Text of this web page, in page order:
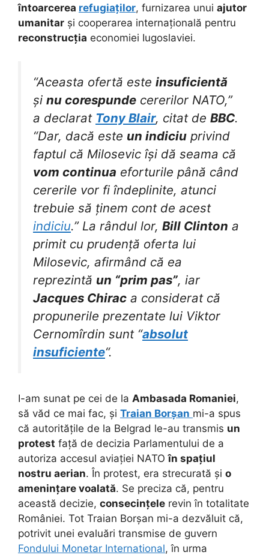
întoarcerea refugiaților, furnizarea unui ajutor
umanitar și cooperarea internațională pentru
reconstrucția economiei Iugoslaviei.
“Aceasta ofertă este insuficientă
și nu corespunde cererilor NATO,”
a declarat Tony Blair, citat de BBC.
“Dar, dacă este un indiciu privind
faptul că Milosevic își dă seama că
vom continua eforturile până când
cererile vor fi îndeplinite, atunci
trebuie să ținem cont de acest
indiciu.” La rândul lor, Bill Clinton a
primit cu prudență oferta lui
Milosevic, afirmând că ea
reprezintă un “prim pas”, iar
Jacques Chirac a considerat că
propunerile prezentate lui Viktor
Cernomîrdin sunt “absolut
insuficiente“.
I-am sunat pe cei de la Ambasada Romaniei,
să văd ce mai fac, și Traian Borșan mi-a spus
că autoritățile de la Belgrad le-au transmis un
protest față de decizia Parlamentului de a
autoriza accesul aviației NATOîn spațiul
nostru aerian. În protest, era strecurată și o
amenințare voalată. Se preciza că, pentru
această decizie, consecințele revin în totalitate
României. Tot Traian Borșan mi-a dezvăluit că,
potrivit unei evaluări transmise de guvern
Fondului Monetar International, în urma